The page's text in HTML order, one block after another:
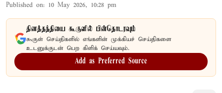
Published on: 10 May 2026, 10:28 pm
தினத்தந்தியை கூகுளில் பின்தொடரவும்
கூகுள் செய்திகளில் எங்களின் முக்கியச் செய்திகளை
உடனுக்குடன் பெற கிளிக் செய்யவும்.
Add as Preferred Source